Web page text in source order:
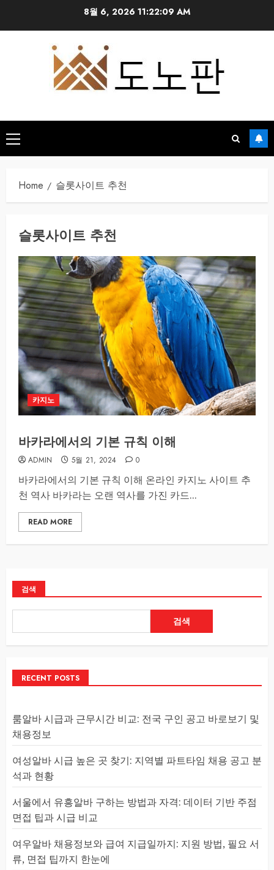
8월 6, 202611:22:10 AM
Primary
Menu
Home 슬롯사이트 추천
슬롯사이트 추천
카지노
바카라에서의 기본 규칙 이해
ADMIN 5월 21, 2024 0
바카라에서의 기본 규칙 이해 온라인 카지노 사이트 추
천 역사 바카라는 오랜 역사를 가진 카드...
READ MORE
검색
검색
RECENT POSTS
룸알바 시급과 근무시간 비교: 전국 구인 공고 바로보기 및
채용정보
여성알바 시급 높은 곳 찾기: 지역별 파트타임 채용 공고 분
석과 현황
서울에서 유흥알바 구하는 방법과 자격: 데이터 기반 주점
면접 팁과 시급 비교
여우알바 채용정보와 급여 지급일까지: 지원 방법, 필요 서
류, 면접 팁까지 한눈에